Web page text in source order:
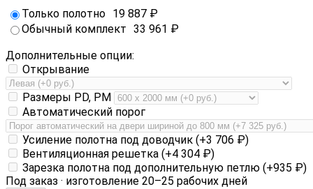
Только полотно 19 887 ₽
Обычный комплект 33 961 ₽
Дополнительные опции:
Открывание
Размеры PD, PM
Автоматический порог
Усиление полотна под доводчик (+3 706 ₽)
Вентиляционная решетка (+4 304 ₽)
Зарезка полотна под дополнительную петлю (+935 ₽)
Под заказ · изготовление 20–25 рабочих дней